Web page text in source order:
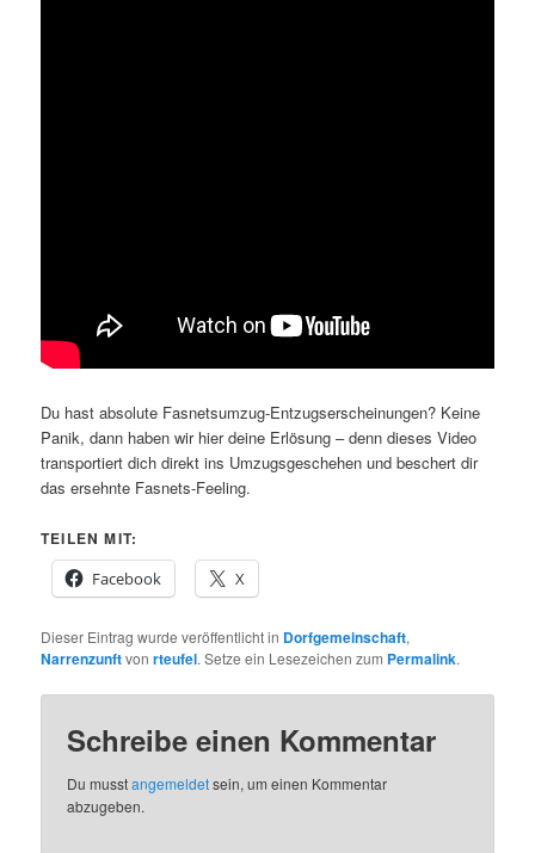
Du hast absolute Fasnetsumzug-Entzugserscheinungen? Keine
Panik, dann haben wir hier deine Erlösung – denn dieses Video
transportiert dich direkt ins Umzugsgeschehen und beschert dir
das ersehnte Fasnets-Feeling.
TEILEN MIT:
Facebook
X
Dieser Eintrag wurde veröffentlicht in Dorfgemeinschaft,
Narrenzunftvonrteufel. Setze ein Lesezeichen zum Permalink.
Schreibe einen Kommentar
Du musstangemeldetsein, um einen Kommentar
abzugeben.